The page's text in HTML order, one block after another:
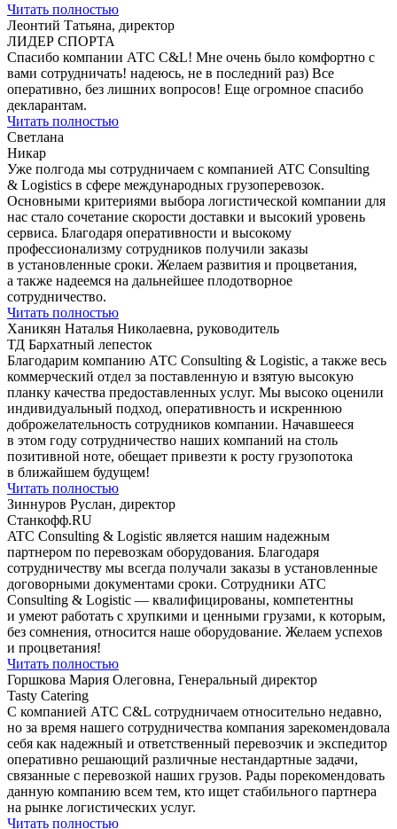
Читать полностью
Леонтий Татьяна, директор
ЛИДЕР СПОРТА
Спасибо компании АТС С&L! Мне очень было комфортно с
вами сотрудничать! надеюсь, не в последний раз) Все
оперативно, без лишних вопросов! Еще огромное спасибо
декларантам.
Читать полностью
Светлана
Никар
Уже полгода мы сотрудничаем с компанией ATC Consulting
& Logistics в сфере международных грузоперевозок.
Основными критериями выбора логистической компании для
нас стало сочетание скорости доставки и высокий уровень
сервиса. Благодаря оперативности и высокому
профессионализму сотрудников получили заказы
в установленные сроки. Желаем развития и процветания,
а также надеемся на дальнейшее плодотворное
сотрудничество.
Читать полностью
Ханикян Наталья Николаевна, руководитель
ТД Бархатный лепесток
Благодарим компанию АТС Consulting & Logistic, а также весь
коммерческий отдел за поставленную и взятую высокую
планку качества предоставленных услуг. Мы высоко оценили
индивидуальный подход, оперативность и искреннюю
доброжелательность сотрудников компании. Начавшееся
в этом году сотрудничество наших компаний на столь
позитивной ноте, обещает привезти к росту грузопотока
в ближайшем будущем!
Читать полностью
Зиннуров Руслан, директор
Станкофф.RU
ATC Consulting & Logistic является нашим надежным
партнером по перевозкам оборудования. Благодаря
сотрудничеству мы всегда получали заказы в установленные
договорными документами сроки. Сотрудники ATC
Consulting & Logistic — квалифицированы, компетентны
и умеют работать с хрупкими и ценными грузами, к которым,
без сомнения, относится наше оборудование. Желаем успехов
и процветания!
Читать полностью
Горшкова Мария Олеговна, Генеральный директор
Tasty Catering
С компанией АТС С&L сотрудничаем относительно недавно,
но за время нашего сотрудничества компания зарекомендовала
себя как надежный и ответственный перевозчик и экспедитор
оперативно решающий различные нестандартные задачи,
связанные с перевозкой наших грузов. Рады порекомендовать
данную компанию всем тем, кто ищет стабильного партнера
на рынке логистических услуг.
Читать полностью